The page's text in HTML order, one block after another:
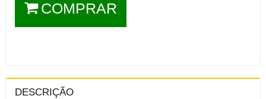
COMPRAR
DESCRIÇÃO